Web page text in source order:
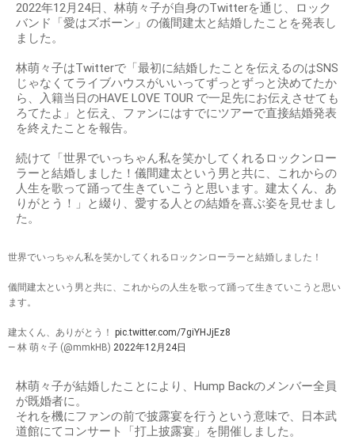
2022年12月24日、林萌々子が自身のTwitterを通じ、ロック
バンド「愛はズボーン」の儀間建太と結婚したことを発表し
ました。
林萌々子はTwitterで「最初に結婚したことを伝えるのはSNS
じゃなくてライブハウスがいいってずっとずっと決めてたか
ら、入籍当日のHAVE LOVE TOUR で一足先にお伝えさせても
ろてたよ」と伝え、ファンにはすでにツアーで直接結婚発表
を終えたことを報告。
続けて「世界でいっちゃん私を笑かしてくれるロックンロー
ラーと結婚しました！儀間建太という男と共に、これからの
人生を歌って踊って生きていこうと思います。建太くん、あ
りがとう！」と綴り、愛する人との結婚を喜ぶ姿を見せまし
た。
世界でいっちゃん私を笑かしてくれるロックンローラーと結婚しました！
儀間建太という男と共に、これからの人生を歌って踊って生きていこうと思い
ます。
建太くん、ありがとう！ pic.twitter.com/7giYHJjEz8
— 林 萌々子 (@mmkHB) 2022年12月24日
林萌々子が結婚したことにより、Hump Backのメンバー全員
が既婚者に。
それを機にファンの前で披露宴を行うという意味で、日本武
道館にてコンサート「打上披露宴」を開催しました。